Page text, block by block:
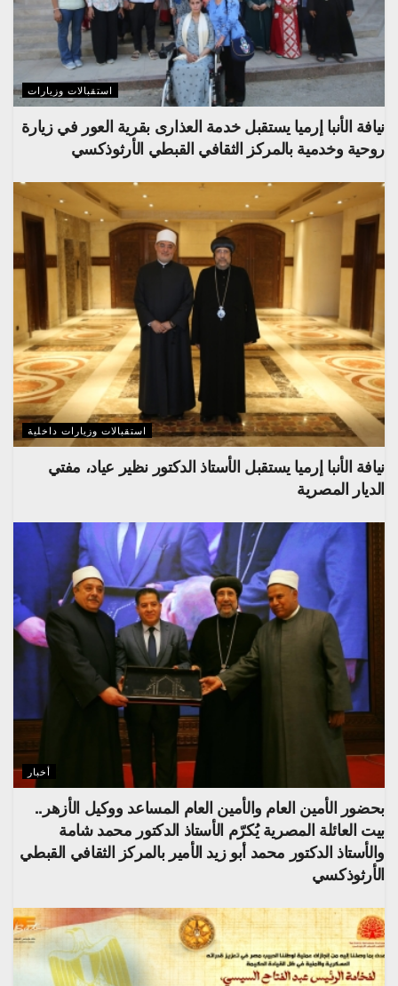
استقبالات وزيارات
نيافة الأنبا إرميا يستقبل خدمة العذارى بقرية العور في زيارة
روحية وخدمية بالمركز الثقافي القبطي الأرثوذكسي
استقبالات وزيارات داخلية
نيافة الأنبا إرميا يستقبل الأستاذ الدكتور نظير عياد، مفتي
الديار المصرية
أخبار
بحضور الأمين العام والأمين العام المساعد ووكيل الأزهر..
بيت العائلة المصرية يُكرّم الأستاذ الدكتور محمد شامة
والأستاذ الدكتور محمد أبو زيد الأمير بالمركز الثقافي القبطي
الأرثوذكسي